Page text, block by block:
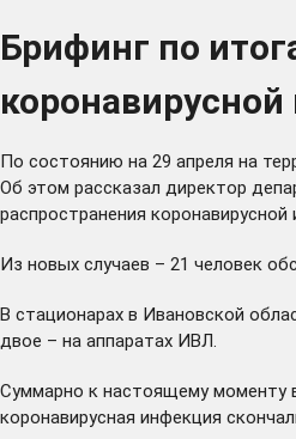
Брифинг по
По состоянию на 29 апреля на
Об этом рассказал директор
распространения коронавирусной
Из новых случаев – 21 человек
В стационарах в Ивановской
двое – на аппаратах ИВЛ.
Суммарно к настоящему моменту
коронавирусная инфекция